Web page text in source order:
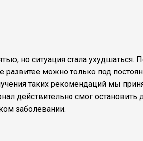
но ситуация стала ухудшаться.
развитее можно только под
таких рекомендаций мы
действительно смог
заболевании.